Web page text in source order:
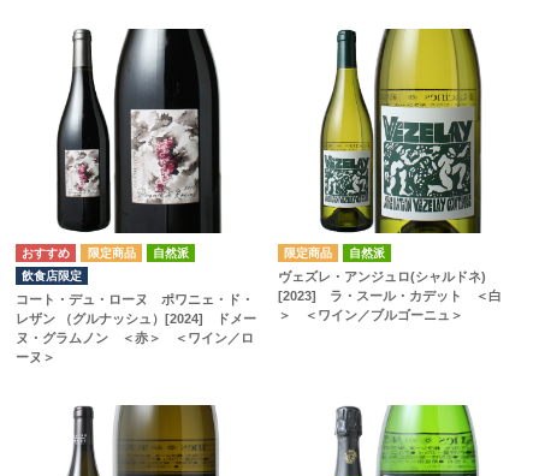
自然派
飲食店限定
コート・デュ・ローヌ ポワニェ・ド・
レザン （グルナッシュ）[2024] ドメー
ヌ・グラムノン ＜赤＞ ＜ワイン／ロ
ーヌ＞
自然派
ヴェズレ・アンジュロ(シャルドネ)
[2023] ラ・スール・カデット ＜白
＞ ＜ワイン／ブルゴーニュ＞